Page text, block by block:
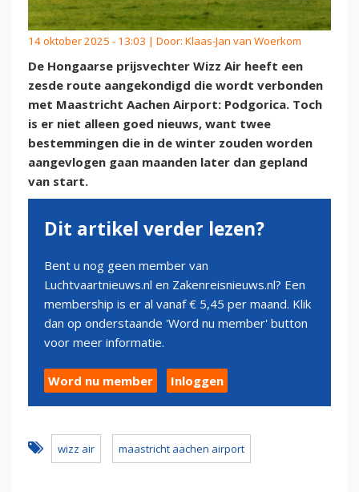
14 oktober 2025 - 13:03 | Door: Klaas-Jan van Woerkom
De Hongaarse prijsvechter Wizz Air heeft een
zesde route aangekondigd die wordt verbonden
met Maastricht Aachen Airport: Podgorica. Toch
is er niet alleen goed nieuws, want twee
bestemmingen die in de winter zouden worden
aangevlogen gaan maanden later dan gepland
van start.
Dit artikel verder lezen?
Bent u nog geen member van
Luchtvaartnieuws.nl en Zakenreisnieuws.nl? Een
membership is er al vanaf € 5,45 per maand. Klik
dan op onderstaande 'Word nu member' button
voor meer informatie.
Word nu member Inloggen
wizz air maastricht aachen airport